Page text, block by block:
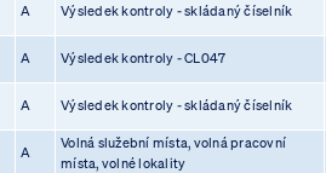
A Výsledek kontroly - skládaný číselník
A Výsledek kontroly - CL047
A Výsledek kontroly - skládaný číselník
A
Volná služební místa, volná pracovní
místa, volné lokality